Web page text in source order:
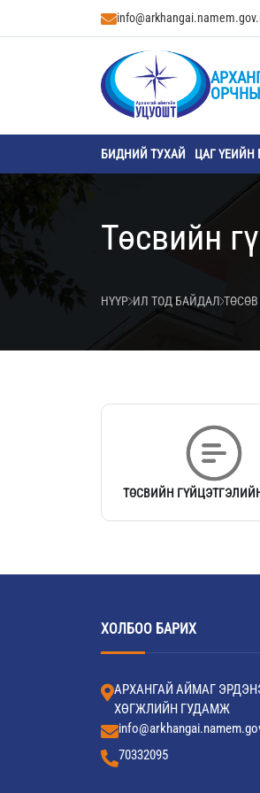
БИДНИЙ ТУХАЙ ЦАГ
Төсвийн
НҮҮР ИЛ ТОД БАЙДАЛ
ТӨСВИЙН
ХОЛБОО БАРИХ
АРХАНГАЙ АЙМАГ
ХӨГЖЛИЙН ГУДАМЖ
70332095